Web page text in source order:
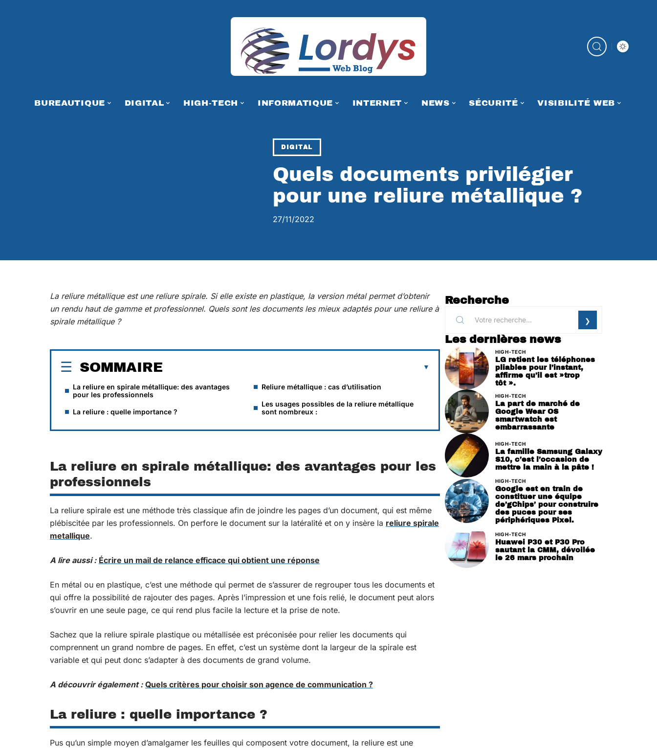
BUREAUTIQUE DIGITAL HIGH-TECH INFORMATIQUE INTERNET NEWS SÉCURITÉ VISIBILITÉ WEB
DIGITAL
Quels documents privilégier
pour une reliure métallique ?
27/11/2022
La reliure métallique est une reliure spirale. Si elle existe en plastique, la version métal permet d’obtenir
un rendu haut de gamme et professionnel. Quels sont les documents les mieux adaptés pour une reliure à
spirale métallique ?
SOMMAIRE
La reliure en spirale métallique: des avantages
pour les professionnels
La reliure : quelle importance ?
Reliure métallique : cas d’utilisation
Les usages possibles de la reliure métallique
sont nombreux :
La reliure en spirale métallique: des avantages pour les
professionnels
La reliure spirale est une méthode très classique afin de joindre les pages d’un document, qui est même
plébiscitée par les professionnels. On perfore le document sur la latéralité et on y insère la reliure spirale
metallique.
A lire aussi : Écrire un mail de relance efficace qui obtient une réponse
En métal ou en plastique, c’est une méthode qui permet de s’assurer de regrouper tous les documents et
qui offre la possibilité de rajouter des pages. Après l’impression et une fois relié, le document peut alors
s’ouvrir en une seule page, ce qui rend plus facile la lecture et la prise de note.
Sachez que la reliure spirale plastique ou métallisée est préconisée pour relier les documents qui
comprennent un grand nombre de pages. En effet, c’est un système dont la largeur de la spirale est
variable et qui peut donc s’adapter à des documents de grand volume.
A découvrir également : Quels critères pour choisir son agence de communication ?
La reliure : quelle importance ?
Pus qu’un simple moyen d’amalgamer les feuilles qui composent votre document, la reliure est une
Recherche
Les dernières news
HIGH-TECH
LG retient les téléphones
pliables pour l’instant,
affirme qu’il est »trop
tôt ».
HIGH-TECH
La part de marché de
Google Wear OS
smartwatch est
embarrassante
HIGH-TECH
La famille Samsung Galaxy
S10, c’est l’occasion de
mettre la main à la pâte !
HIGH-TECH
Google est en train de
constituer une équipe
de’gChips’ pour construire
des puces pour ses
périphériques Pixel.
HIGH-TECH
Huawei P30 et P30 Pro
sautant la CMM, dévoilée
le 26 mars prochain